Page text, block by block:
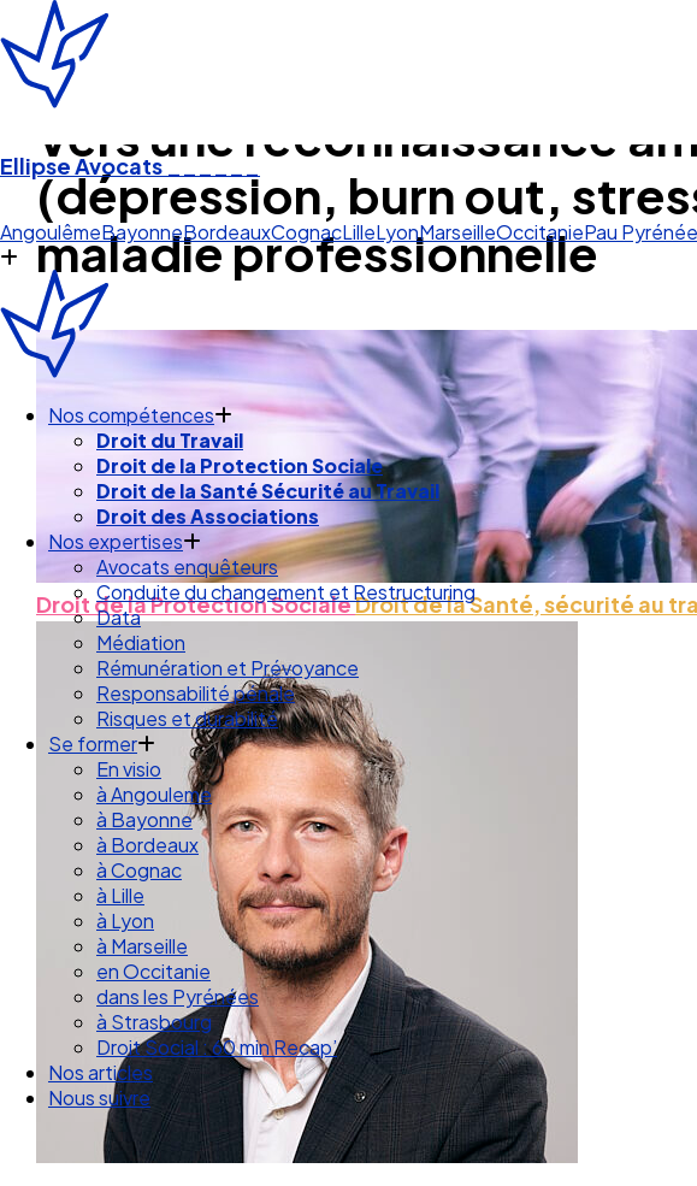
Ellipse Avocats______
Lyon
AngoulêmeBayonne Bordeaux CognacLilleLyon MarseilleOccitaniePau Pyrénées
Nos compétences
Droit du Travail
Droit de la Protection Sociale
Droit de la Santé Sécurité au Travail
Droit des Associations
Nos expertises
Avocats enquêteurs
Conduite du changement et Restructuring
Data
Médiation
Rémunération et Prévoyance
Responsabilité pénale
Risques et durabilité
Se former
En visio
à Angouleme
à Bayonne
à Bordeaux
à Cognac
à Lille
à Lyon
à Marseille
en Occitanie
dans les Pyrénées
à Strasbourg
Droit Social : 60 min Recap’
Nos articles
Nous suivre
Vers une reconnaissance
(dépression, burn out,
maladie professionnelle
Droit de la Protection SocialeDroit de la Santé, sécurité au